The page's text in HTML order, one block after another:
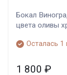
Бокал
цвета оливы
Осталась 1
1 800 ₽